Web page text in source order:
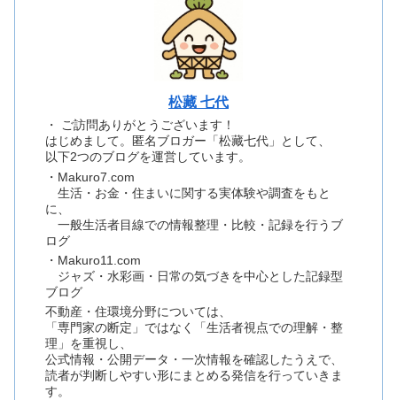
松藏 七代
・ ご訪問ありがとうございます！
はじめまして。匿名ブロガー「松藏七代」として、
以下2つのブログを運営しています。
・Makuro7.com
生活・お金・住まいに関する実体験や調査をもと
に、
一般生活者目線での情報整理・比較・記録を行うブ
ログ
・Makuro11.com
ジャズ・水彩画・日常の気づきを中心とした記録型
ブログ
不動産・住環境分野については、
「専門家の断定」ではなく「生活者視点での理解・整
理」を重視し、
公式情報・公開データ・一次情報を確認したうえで、
読者が判断しやすい形にまとめる発信を行っていきま
す。